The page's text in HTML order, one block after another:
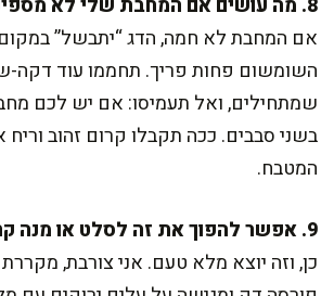
אם המחבת לא חמה, הדג “יתבשל”
השומשום פחות פריך. תחממו עוד דקה-
שמתחילים, ואל תעמיסו: אם יש לכם
בשני סבבים. ככה תקבלו קרום זהוב
המטבח.
9. אפשר להפוך את זה לסלט או מנה קרה לאירוח?